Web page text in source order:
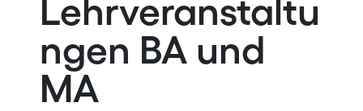
Lehrveranstaltu
ngen BA und
MA